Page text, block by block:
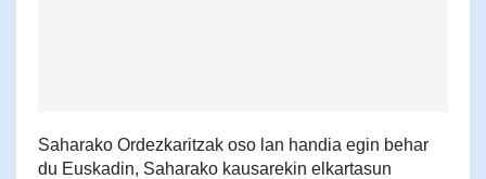
Saharako Ordezkaritzak oso lan handia egin behar
du Euskadin, Saharako kausarekin elkartasun